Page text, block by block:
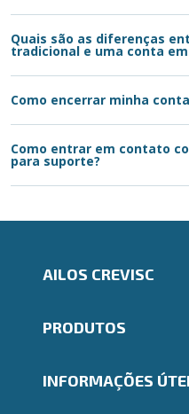
Quais são as diferenças
tradicional e uma conta
Como encerrar minha
Como entrar em contato
para suporte?
AILOS CREVISC
Indique um amigo
Trabalhe Conosco
Ailos Educação
PRODUTOS
Consórcios
INFORMAÇÕES